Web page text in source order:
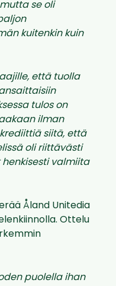
se oli
kuitenkin kuin
että tuolla
tulos on
ilman
siitä, että
oli riittävästi
valmiita
Åland Unitedia
Ottelu
puolella ihan